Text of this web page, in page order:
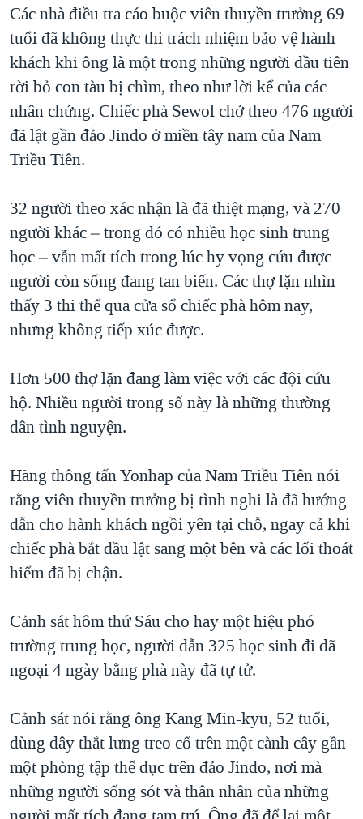
QUAN HỆ VIỆT MỸ
Các nhà điều tra cáo buộc viên thuyền trưởng 69
tuổi đã không thực thi trách nhiệm bảo vệ hành
khách khi ông là một trong những người đầu tiên
rời bỏ con tàu bị chìm, theo như lời kể của các
nhân chứng. Chiếc phà Sewol chở theo 476 người
đã lật gần đảo Jindo ở miền tây nam của Nam
Triều Tiên.
32 người theo xác nhận là đã thiệt mạng, và 270
người khác – trong đó có nhiều học sinh trung
học – vẫn mất tích trong lúc hy vọng cứu được
người còn sống đang tan biến. Các thợ lặn nhìn
thấy 3 thi thể qua cửa sổ chiếc phà hôm nay,
nhưng không tiếp xúc được.
Hơn 500 thợ lặn đang làm việc với các đội cứu
hộ. Nhiều người trong số này là những thường
dân tình nguyện.
Hãng thông tấn Yonhap của Nam Triều Tiên nói
rằng viên thuyền trưởng bị tình nghi là đã hướng
dẫn cho hành khách ngồi yên tại chỗ, ngay cả khi
chiếc phà bắt đầu lật sang một bên và các lối thoát
hiểm đã bị chận.
Cảnh sát hôm thứ Sáu cho hay một hiệu phó
trường trung học, người dẫn 325 học sinh đi dã
ngoại 4 ngày bằng phà này đã tự tử.
Cảnh sát nói rằng ông Kang Min-kyu, 52 tuổi,
dùng dây thắt lưng treo cổ trên một cành cây gần
một phòng tập thể dục trên đảo Jindo, nơi mà
những người sống sót và thân nhân của những